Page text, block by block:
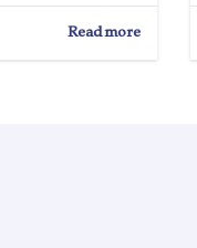
Read more
کابل؛